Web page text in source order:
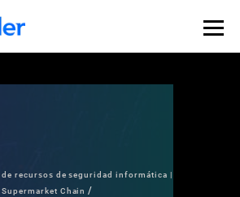
recursos de seguridad informática |
Supermarket Chain